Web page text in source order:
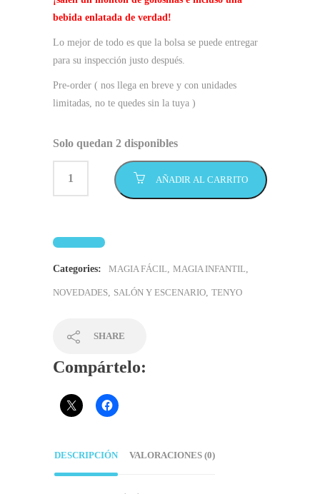
bebida enlatada de verdad!
Lo mejor de todo es que la bolsa se puede entregar
para su inspección justo después.
Pre-order ( nos llega en breve y con unidades
limitadas, no te quedes sin la tuya )
Solo quedan 2 disponibles
AÑADIR AL CARRITO
Categories: MAGIA FÁCIL, MAGIA INFANTIL,
NOVEDADES, SALÓN Y ESCENARIO, TENYO
SHARE
Compártelo:
DESCRIPCIÓN VALORACIONES (0)